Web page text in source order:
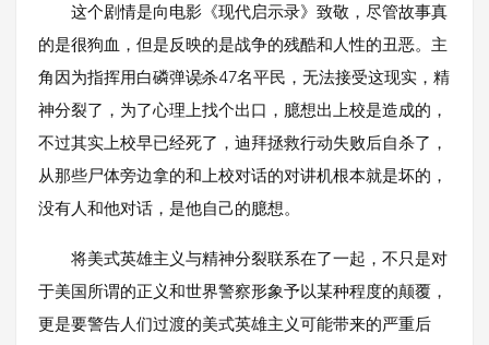
这个剧情是向电影《现代启示录》致敬，尽管故事真
的是很狗血，但是反映的是战争的残酷和人性的丑恶。主
角因为指挥用白磷弹误҉杀47名平民，无法接受这现实，精
神分裂了，为了心理上找个出口，臆想出上校是造成的，
不过其实上校早已经死了，迪拜拯救行动失败后自杀了，
从那些尸体旁边拿的和上校对话的对讲机根本就是坏的，
没有人和他对话，是他自己的臆想。
将美式英雄主义与精神分裂联系在了一起，不只是对
于美国所谓的正义和世界警察形象予以某种程度的颠覆，
更是要警告人们过渡的美式英雄主义可能带来的严重后